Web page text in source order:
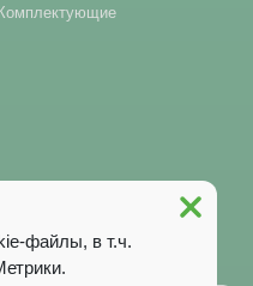
Комплектующие
файлы, в т.ч.